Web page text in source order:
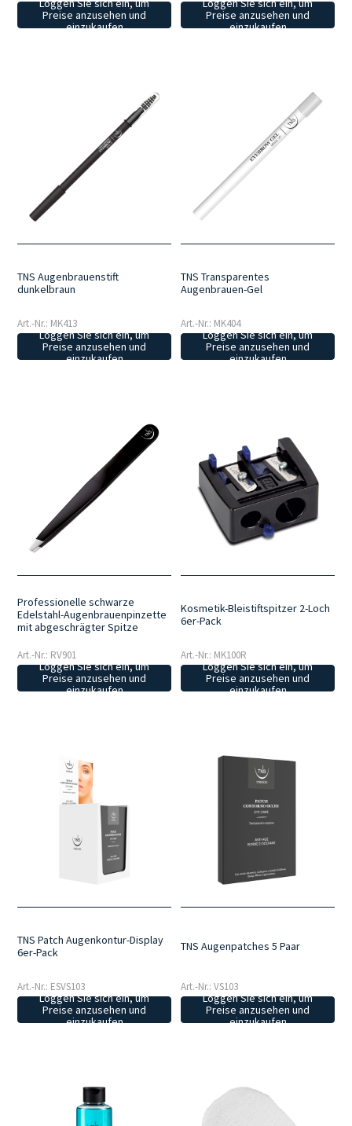
Loggen Sie sich ein, um
Preise anzusehen und
einzukaufen
Loggen Sie sich ein, um
Preise anzusehen und
einzukaufen
TNS Augenbrauenstift
dunkelbraun
Art.-Nr.: MK413
Loggen Sie sich ein, um
Preise anzusehen und
einzukaufen
TNS Transparentes
Augenbrauen-Gel
Art.-Nr.: MK404
Loggen Sie sich ein, um
Preise anzusehen und
einzukaufen
Professionelle schwarze
Edelstahl-Augenbrauenpinzette
mit abgeschrägter Spitze
Art.-Nr.: RV901
Loggen Sie sich ein, um
Preise anzusehen und
einzukaufen
Kosmetik-Bleistiftspitzer 2-Loch
6er-Pack
Art.-Nr.: MK100R
Loggen Sie sich ein, um
Preise anzusehen und
einzukaufen
TNS Patch Augenkontur-Display
6er-Pack
Art.-Nr.: ESVS103
Loggen Sie sich ein, um
Preise anzusehen und
einzukaufen
TNS Augenpatches 5 Paar
Art.-Nr.: VS103
Loggen Sie sich ein, um
Preise anzusehen und
einzukaufen